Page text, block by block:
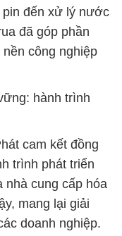
pin đến xử lý nước
đã góp phần
công nghiệp
hành trình
cam kết đồng
trình phát triển
nhà cung cấp hóa
mang lại giải
doanh nghiệp.